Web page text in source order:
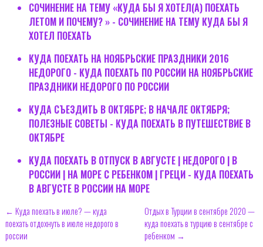
СОЧИНЕНИЕ НА ТЕМУ «КУДА БЫ Я ХОТЕЛ(А) ПОЕХАТЬ
ЛЕТОМ И ПОЧЕМУ? » - СОЧИНЕНИЕ НА ТЕМУ КУДА БЫ Я
ХОТЕЛ ПОЕХАТЬ
КУДА ПОЕХАТЬ НА НОЯБРЬСКИЕ ПРАЗДНИКИ 2016
НЕДОРОГО - КУДА ПОЕХАТЬ ПО РОССИИ НА НОЯБРЬСКИЕ
ПРАЗДНИКИ НЕДОРОГО ПО РОССИИ
КУДА СЪЕЗДИТЬ В ОКТЯБРЕ; В НАЧАЛЕ ОКТЯБРЯ;
ПОЛЕЗНЫЕ СОВЕТЫ - КУДА ПОЕХАТЬ В ПУТЕШЕСТВИЕ В
ОКТЯБРЕ
КУДА ПОЕХАТЬ В ОТПУСК В АВГУСТЕ | НЕДОРОГО | В
РОССИИ | НА МОРЕ С РЕБЕНКОМ | ГРЕЦИ - КУДА ПОЕХАТЬ
В АВГУСТЕ В РОССИИ НА МОРЕ
← Куда поехать в июле? — куда
поехать отдохнуть в июле недорого в
россии
Отдых в Турции в сентябре 2020 —
куда поехать в турцию в сентябре с
ребенком →